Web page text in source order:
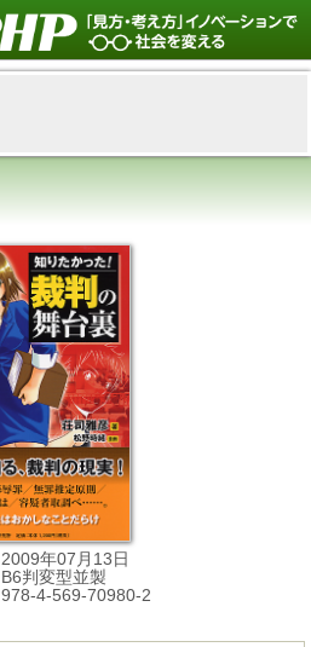
2009年07月13日
B6判変型並製
978-4-569-70980-2